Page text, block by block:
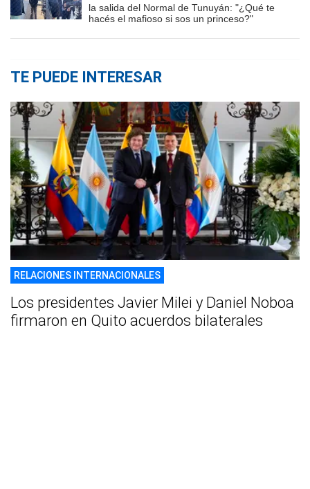
la salida del Normal de Tunuyán: "¿Qué te
hacés el mafioso si sos un princeso?"
TE PUEDE INTERESAR
RELACIONES INTERNACIONALES
Los presidentes Javier Milei y Daniel Noboa
firmaron en Quito acuerdos bilaterales